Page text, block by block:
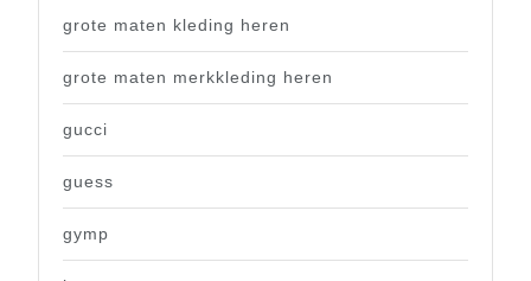
grote maten kleding heren
grote maten merkkleding heren
gucci
guess
gymp